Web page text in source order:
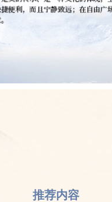
推荐内容